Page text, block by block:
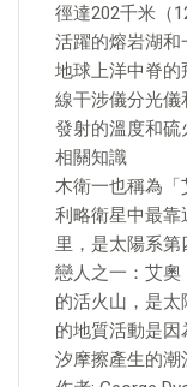
徑達202千米（
活躍的熔岩湖和
地球上洋中脊
線干涉儀分光儀
發射的溫度和硫
相關知識
木衛一也稱為「
利略衛星中最靠
里，是太陽系
戀人之一：艾奧
的活火山，是
的地質活動是
汐摩擦產生的潮